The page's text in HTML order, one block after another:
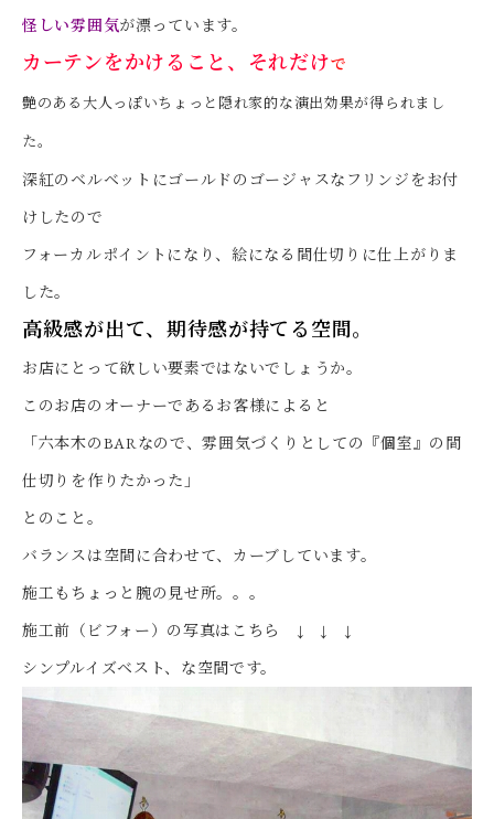
怪しい雰囲気が漂っています。
カーテンをかけること、それだけで
艶のある大人っぽいちょっと隠れ家的な演出効果が得られまし
た。
深紅のベルベットにゴールドのゴージャスなフリンジをお付
けしたので
フォーカルポイントになり、絵になる間仕切りに仕上がりま
した。
高級感が出て、期待感が持てる空間。
お店にとって欲しい要素ではないでしょうか。
このお店のオーナーであるお客様によると
「六本木のBARなので、雰囲気づくりとしての『個室』の間
仕切りを作りたかった」
とのこと。
バランスは空間に合わせて、カーブしています。
施工もちょっと腕の見せ所。。。
施工前（ビフォー）の写真はこちら ↓ ↓ ↓
シンプルイズベスト、な空間です。